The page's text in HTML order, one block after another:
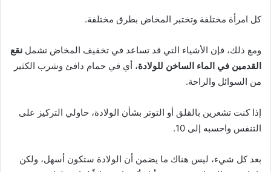
كل امرأة مختلفة وتختبر المخاض بطرق مختلفة.
ومع ذلك، فإن الأشياء التي قد تساعد في تخفيف المخاض تشمل نقع
القدمين في الماء الساخن للولادة، أي في حمام دافئ وشرب الكثير
من السوائل والراحة.
إذا كنت تشعرين بالقلق أو التوتر بشأن الولادة، حاولي التركيز على
التنفس واحسبه إلى 10.
بعد كل شيء، ليس هناك ما يضمن أن الولادة ستكون أسهل، ولكن